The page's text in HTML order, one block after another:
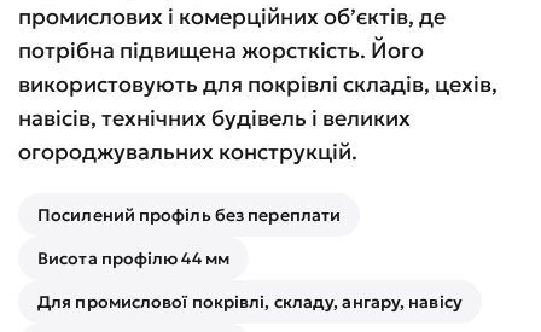
промислових і комерційних об’єктів, де
потрібна підвищена жорсткість. Його
використовують для покрівлі складів, цехів,
навісів, технічних будівель і великих
огороджувальних конструкцій.
Посилений профіль без переплати
Висота профілю 44 мм
Для промислової покрівлі, складу, ангару, навісу